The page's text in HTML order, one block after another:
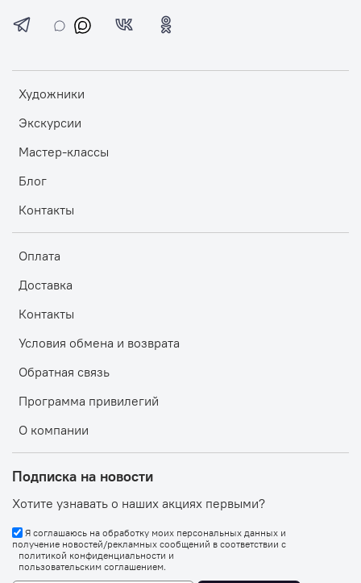
Художники
Экскурсии
Мастер-классы
Блог
Контакты
Оплата
Доставка
Контакты
Условия обмена и возврата
Обратная связь
Программа привилегий
О компании
Подписка на новости
Хотите узнавать о наших акциях первыми?
Я соглашаюсь на обработку моих персональных данных и
получение новостей/рекламных сообщений в соответствии с
политикой конфиденциальности и
пользовательским соглашением.